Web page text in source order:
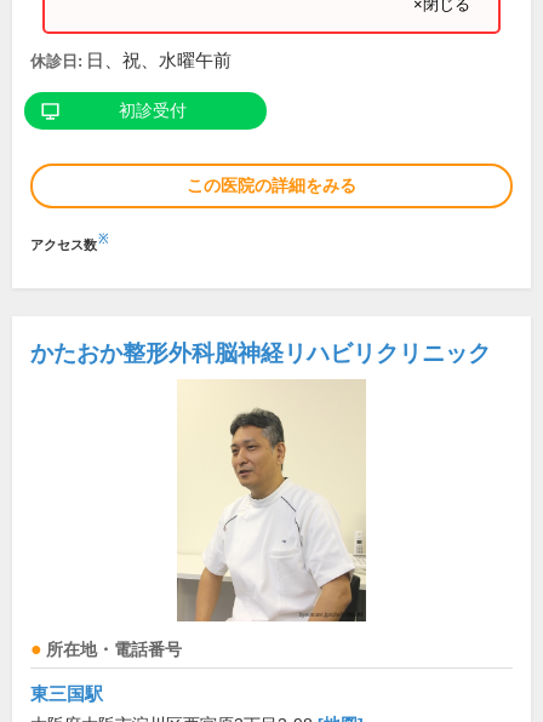
×閉じる
休診日: 日、祝、水曜午前
初診受付
この医院の詳細をみる
アクセス数※
かたおか整形外科脳神経リハビリクリニック
所在地・電話番号
東三国駅